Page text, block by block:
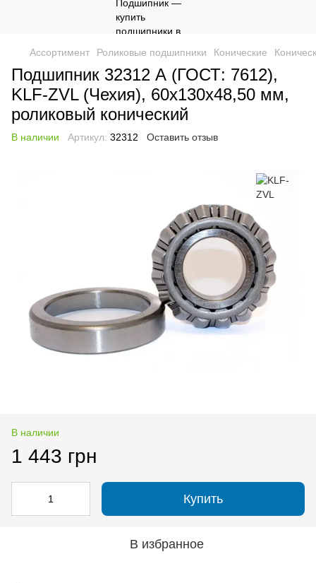
Ассортимент Роликовые подшипники Конические
Подшипник 32312 А (ГОСТ: 7612),
KLF-ZVL (Чехия), 60x130x48,50 мм,
роликовый конический
В наличии Артикул: 32312 Оставить отзыв
В наличии
1 443 грн
Купить
В избранное